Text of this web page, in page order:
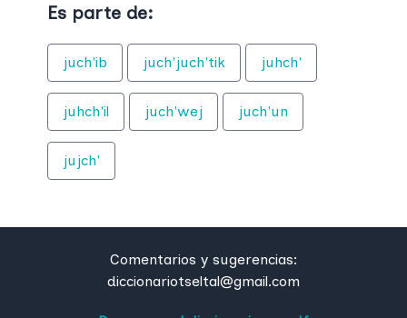
Es parte de:
juch'ib juch'juch'tik juhch'
juhch'il juch'wej juch'un
jujch'
Comentarios y sugerencias:
diccionariotseltal@gmail.com